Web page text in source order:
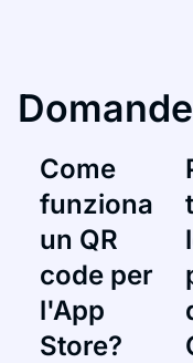
Come
funziona
un QR
code per
l'App
Store?